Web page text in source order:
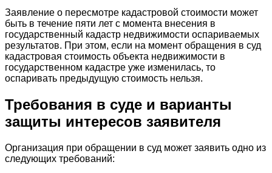
Заявление о пересмотре кадастровой стоимости может
быть в течение пяти лет с момента внесения в
государственный кадастр недвижимости оспариваемых
результатов. При этом, если на момент обращения в суд
кадастровая стоимость объекта недвижимости в
государственном кадастре уже изменилась, то
оспаривать предыдущую стоимость нельзя.
Требования в суде и варианты
защиты интересов заявителя
Организация при обращении в суд может заявить одно из
следующих требований: